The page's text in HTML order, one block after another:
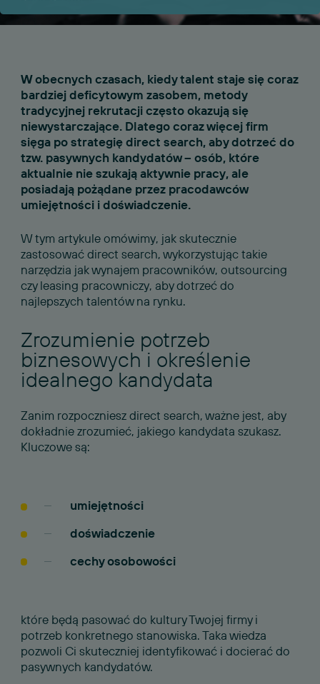
W obecnych czasach, kiedy talent staje się coraz
bardziej deficytowym zasobem, metody
tradycyjnej rekrutacji często okazują się
niewystarczające. Dlatego coraz więcej firm
sięga po strategię direct search, aby dotrzeć do
tzw. pasywnych kandydatów – osób, które
aktualnie nie szukają aktywnie pracy, ale
posiadają pożądane przez pracodawców
umiejętności i doświadczenie.
W tym artykule omówimy, jak skutecznie
zastosować direct search, wykorzystując takie
narzędzia jak wynajem pracowników, outsourcing
czy leasing pracowniczy, aby dotrzeć do
najlepszych talentów na rynku.
Zrozumienie potrzeb
biznesowych i określenie
idealnego kandydata
Zanim rozpoczniesz direct search, ważne jest, aby
dokładnie zrozumieć, jakiego kandydata szukasz.
Kluczowe są:
umiejętności
doświadczenie
cechy osobowości
które będą pasować do kultury Twojej firmy i
potrzeb konkretnego stanowiska. Taka wiedza
pozwoli Ci skuteczniej identyfikować i docierać do
pasywnych kandydatów.